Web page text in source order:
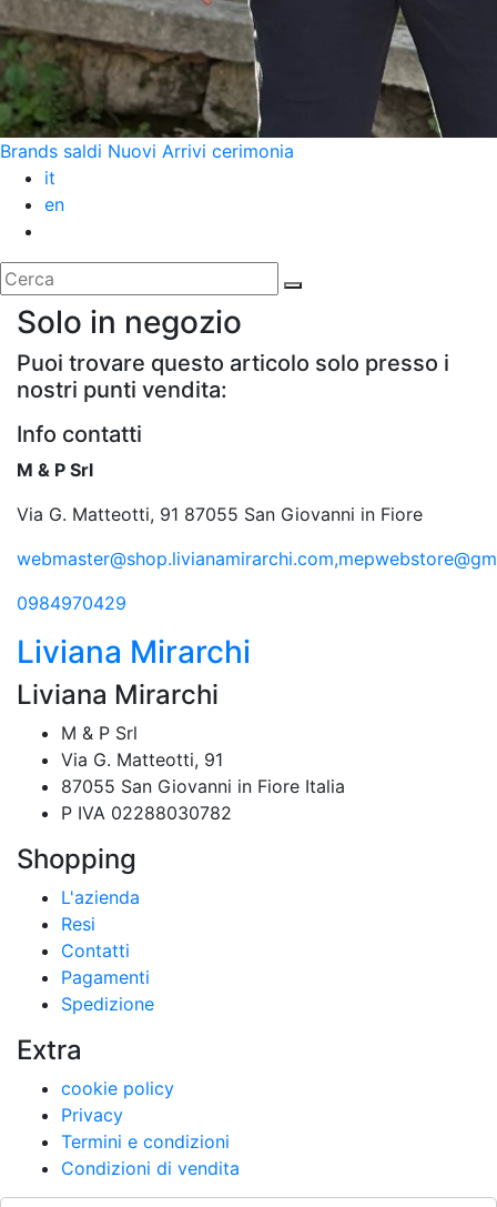
Brands saldi Nuovi Arrivi cerimonia
it
en
Solo in negozio
Puoi trovare questo articolo solo presso i
nostri punti vendita:
Info contatti
M & P Srl
Via G. Matteotti, 91 87055 San Giovanni in Fiore
0984970429
Liviana Mirarchi
Liviana Mirarchi
M & P Srl
Via G. Matteotti, 91
87055 San Giovanni in Fiore Italia
P IVA 02288030782
Shopping
L'azienda
Resi
Contatti
Pagamenti
Spedizione
Extra
cookie policy
Privacy
Termini e condizioni
Condizioni di vendita